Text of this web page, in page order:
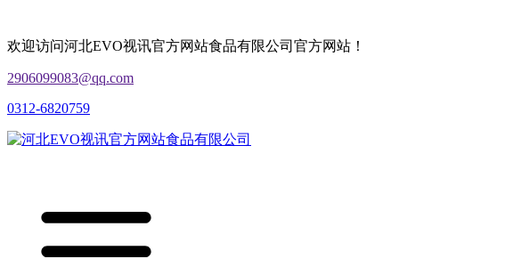
欢迎访问河北EVO视讯官方网站食品有限公司官方网站！
2906099083@qq.com
0312-6820759